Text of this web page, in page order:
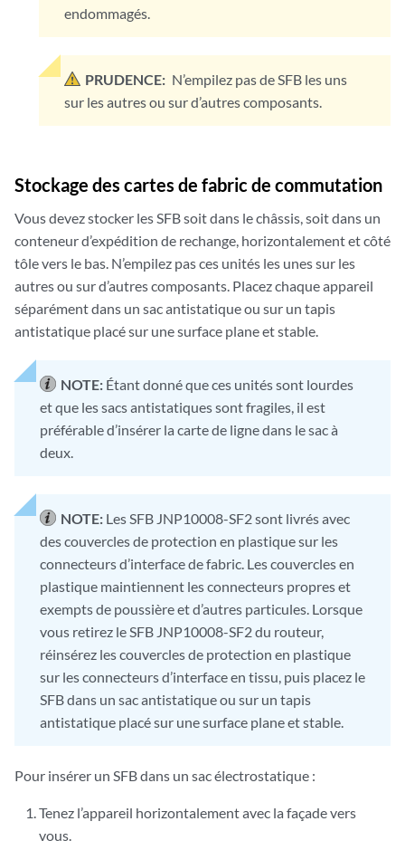
endommagés.
PRUDENCE: N’empilez pas de SFB les uns
sur les autres ou sur d’autres composants.
Stockage des cartes de fabric de commutation
Vous devez stocker les SFB soit dans le châssis, soit dans un
conteneur d’expédition de rechange, horizontalement et côté
tôle vers le bas. N’empilez pas ces unités les unes sur les
autres ou sur d’autres composants. Placez chaque appareil
séparément dans un sac antistatique ou sur un tapis
antistatique placé sur une surface plane et stable.
NOTE: Étant donné que ces unités sont lourdes
et que les sacs antistatiques sont fragiles, il est
préférable d’insérer la carte de ligne dans le sac à
deux.
NOTE: Les SFB JNP10008-SF2 sont livrés avec
des couvercles de protection en plastique sur les
connecteurs d’interface de fabric. Les couvercles en
plastique maintiennent les connecteurs propres et
exempts de poussière et d’autres particules. Lorsque
vous retirez le SFB JNP10008-SF2 du routeur,
réinsérez les couvercles de protection en plastique
sur les connecteurs d’interface en tissu, puis placez le
SFB dans un sac antistatique ou sur un tapis
antistatique placé sur une surface plane et stable.
Pour insérer un SFB dans un sac électrostatique :
Tenez l’appareil horizontalement avec la façade vers
vous.